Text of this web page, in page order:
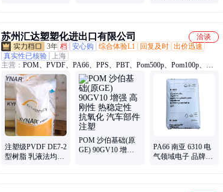
苏州汇达塑塑化进出口有限公司
洽谈
3年 档 安心购 综合体验L1 回复及时 出价迅速
真实性已核验
上海
主营： POM、PVDF、PA66、PPS、PBT、Pom500p、Pom100p、
Pom900p、F20-03、M90-44、Ppsu、PPA、POE、PA9T、日本旭化成
pom、日本宝理pom、德国巴斯夫pa66、美国杜邦pom、共聚甲醛赛
钢、PCTG、PC材料、PC ABS材料、ABS、PA6材料
注塑级PVDF DE7-2
型树脂 乳液法均聚
POM 沙伯基础(原
GE) 90GV10 增强
PA66 南亚 6310 电
气领域电子 品牌经